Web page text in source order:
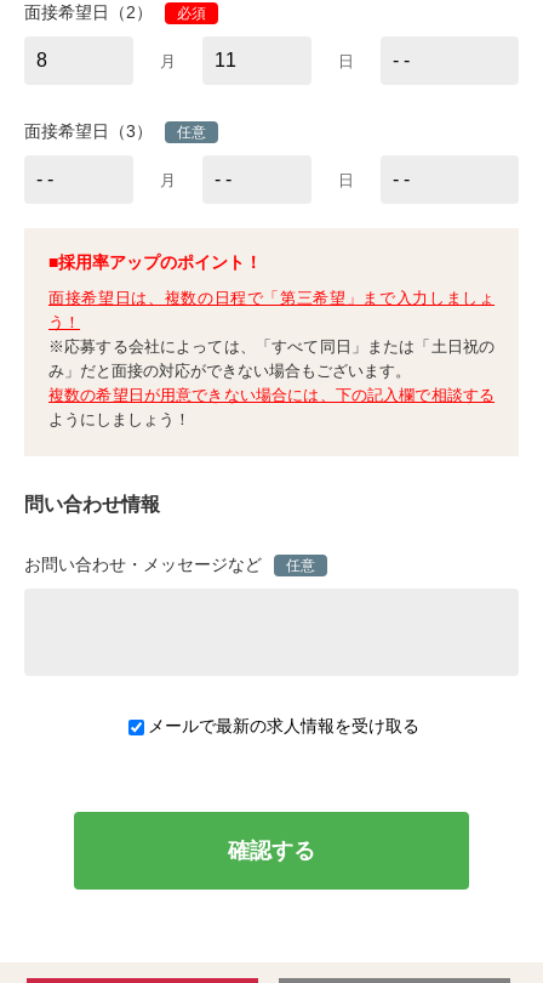
面接希望日（2） 必須
月 日
面接希望日（3） 任意
月 日
■採用率アップのポイント！
面接希望日は、複数の日程で「第三希望」まで入力しましょ
う！
※応募する会社によっては、「すべて同日」または「土日祝の
み」だと面接の対応ができない場合もございます。
複数の希望日が用意できない場合には、下の記入欄で相談する
ようにしましょう！
問い合わせ情報
お問い合わせ・メッセージなど 任意
メールで最新の求人情報を受け取る
確認する